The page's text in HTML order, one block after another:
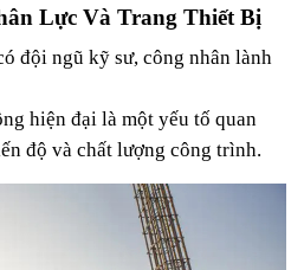
Lực Và Trang Thiết Bị
đội ngũ kỹ sư, công nhân lành
hiện đại là một yếu tố quan
độ và chất lượng công trình.